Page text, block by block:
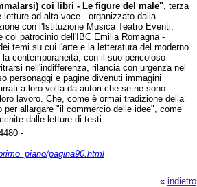
coi libri - Le figure del male", terza
ad alta voce - organizzato dalla
con l'Istituzione Musica Teatro Eventi,
patrocinio dell'IBC Emilia Romagna -
temi su cui l'arte e la letteratura del moderno
contemporaneità, con il suo pericoloso
nell'indifferenza, rilancia con urgenza nel
personaggi e pagine divenuti immagini
a loro volta da autori che se ne sono
lavoro. Che, come è ormai tradizione della
per allargare "il commercio delle idee", come
dalle letture di testi.
-
pagina90.html
« indietro